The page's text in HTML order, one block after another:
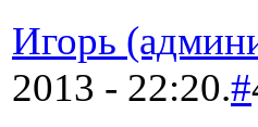
Игорь
2013 - 22:20.#